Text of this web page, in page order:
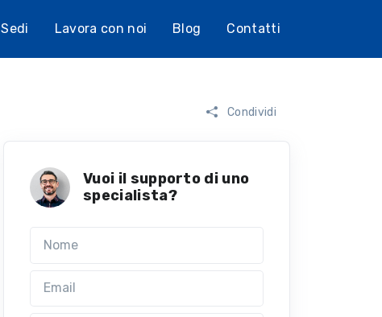
Sedi Lavora con noi Blog Contatti
Condividi
Vuoi il supporto di uno
specialista?